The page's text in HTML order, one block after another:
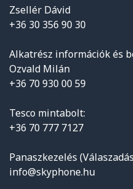
Zsellér Dávid
+36 30 356 90 30
Alkatrész információk és
Ozvald Milán
+36 70 930 00 59
Tesco mintabolt:
+36 70 777 7127
Panaszkezelés
info@skyphone.hu